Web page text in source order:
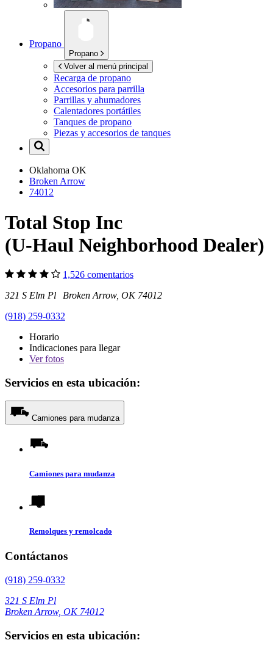
Propano
Propano
Volver al menú principal
Recarga de propano
Accesorios para parrilla
Parrillas y ahumadores
Calentadores portátiles
Tanques de propano
Piezas y accesorios de tanques
Oklahoma OK
Broken Arrow
74012
Total Stop Inc
(U-Haul Neighborhood Dealer)
1,526 comentarios
321 S Elm Pl Broken Arrow, OK 74012
(918) 259-0332
Horario
Indicaciones para llegar
Verfotos
Servicios en esta ubicación:
Camiones para mudanza
Camiones para mudanza
Remolques y remolcado
Contáctanos
(918) 259-0332
321 S Elm Pl
Broken Arrow, OK 74012
Servicios en esta ubicación: